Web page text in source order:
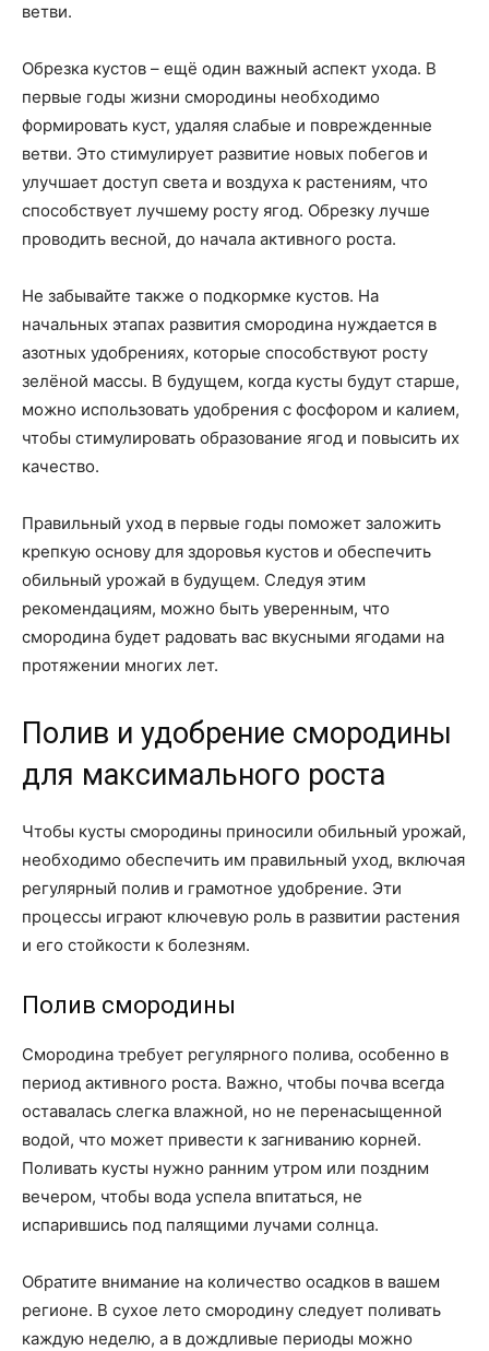
ветви.
Обрезка кустов – ещё один важный аспект ухода. В
первые годы жизни смородины необходимо
формировать куст, удаляя слабые и поврежденные
ветви. Это стимулирует развитие новых побегов и
улучшает доступ света и воздуха к растениям, что
способствует лучшему росту ягод. Обрезку лучше
проводить весной, до начала активного роста.
Не забывайте также о подкормке кустов. На
начальных этапах развития смородина нуждается в
азотных удобрениях, которые способствуют росту
зелёной массы. В будущем, когда кусты будут старше,
можно использовать удобрения с фосфором и калием,
чтобы стимулировать образование ягод и повысить их
качество.
Правильный уход в первые годы поможет заложить
крепкую основу для здоровья кустов и обеспечить
обильный урожай в будущем. Следуя этим
рекомендациям, можно быть уверенным, что
смородина будет радовать вас вкусными ягодами на
протяжении многих лет.
Полив и удобрение смородины
для максимального роста
Чтобы кусты смородины приносили обильный урожай,
необходимо обеспечить им правильный уход, включая
регулярный полив и грамотное удобрение. Эти
процессы играют ключевую роль в развитии растения
и его стойкости к болезням.
Полив смородины
Смородина требует регулярного полива, особенно в
период активного роста. Важно, чтобы почва всегда
оставалась слегка влажной, но не перенасыщенной
водой, что может привести к загниванию корней.
Поливать кусты нужно ранним утром или поздним
вечером, чтобы вода успела впитаться, не
испарившись под палящими лучами солнца.
Обратите внимание на количество осадков в вашем
регионе. В сухое лето смородину следует поливать
каждую неделю, а в дождливые периоды можно